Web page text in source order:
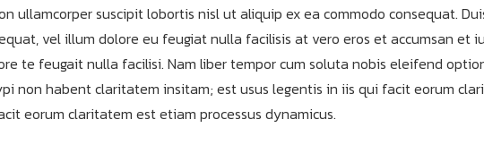
ullamcorper suscipit lobortis nisl ut aliquip ex ea commodo consequat.
vel illum dolore eu feugiat nulla facilisis at vero eros et accumsan et
te feugait nulla facilisi. Nam liber tempor cum soluta nobis eleifend
non habent claritatem insitam; est usus legentis in iis qui facit eorum
eorum claritatem est etiam processus dynamicus.